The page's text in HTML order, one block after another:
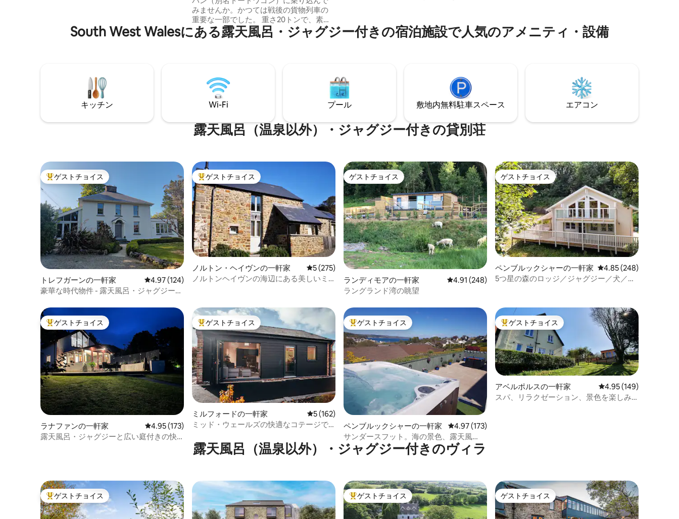
で、風景のよい散歩道や地元の村、アウ
トドアアドベンチャーを楽しめます。自
リラックスして、充電し、自分自身と向
き合いましょう。
みませんか。かつては戦後の貨物列車の
重要な一部でした。 重さ20トンで、素朴
なオリジナルの特徴が満載のこの歴史的
なワゴンは、ちょっと贅沢な雰囲気のあ
なサウンドトラックを備えた専用のバス
ルームをお楽しみください。The Toad
は、ブレコンビーコンズ国立公園やその
周辺を探索するのに最適な拠点です。
わずか10分で、ショップ、パブ、沿岸の
電車接続があります。 素晴らしい散歩を
んびりと冒険を体験しましょう。
South West Walesにある露天風呂・ジャグジー付きの宿泊施設で人気のアメニティ・設備
キッチン Wi-Fi プール 敷地内無料駐⁠車ス⁠ペ⁠ー⁠ス エアコン
露天風呂（温泉以外）・ジャグジー付きの貸別荘
大好評のゲストチョイスです。
ゲストチョイス
トレフガーンの一軒家 レビュー124件、5つ星中4.97つ星の平均評価
4.97 (124)
豪華な時代物件 - 露天風呂・ジャグジー、
大好評のゲストチョイスです。
ゲストチョイス
ノルトン・ヘイヴンの一軒家 レビュー275件、5つ星中5つ星の平均評価
5 (275)
ノルトンヘイヴンの海辺にある美しいミ
ゲストチョイス
ゲストチョイス
ランディモアの一軒家 レビュー248件、5つ星中4.91つ星の平均評価
4.91 (248)
ラングランド湾の眺望
ゲストチョイス
ゲストチョイス
ペンブルックシャーの一軒家 レビュー248件、5つ星
4.85 (248)
5つ星の森のロッジ／ジャグジー／犬／ビ
大好評のゲストチョイスです。
ゲストチョイス
ラナファンの一軒家 レビュー173件、5つ星中4.95つ星の平均評価
4.95 (173)
露天風呂・ジャグジーと広い庭付きの快
大好評のゲストチョイスです。
ゲストチョイス
ミルフォードの一軒家 レビュー162件、5つ星中5つ星の平均評価
5 (162)
ミッド・ウェールズの快適なコテージで
大好評のゲストチョイスです。
ゲストチョイス
ペンブルックシャーの一軒家 レビュー173件、5つ星中4.97つ星の平均評価
4.97 (173)
サンダースフット。海の景色、露天風
呂、ビリヤードテーブル。
大好評のゲストチョイスです。
ゲストチョイス
アベルポルスの一軒家 レビュー149件、5つ
4.95 (149)
スパ、リラクゼーション、景色を楽しみ
露天風呂（温泉以外）・ジャグジー付きのヴィラ
大好評のゲストチョイスです。
ゲストチョイス 大好評のゲストチョイスです。
ゲストチョイス ゲストチョイス
ゲストチョイス